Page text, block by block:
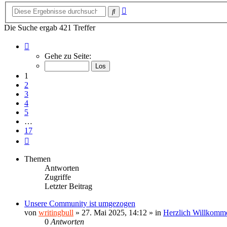
Suche
Die Suche ergab 421 Treffer
von
Gehe zu Seite:
1
2
3
4
5
…
17
Themen
Antworten
Zugriffe
Letzter Beitrag
Unsere Community ist umgezogen
von writingbull » 27. Mai 2025, 14:12 » in Herzlich
0 Antworten